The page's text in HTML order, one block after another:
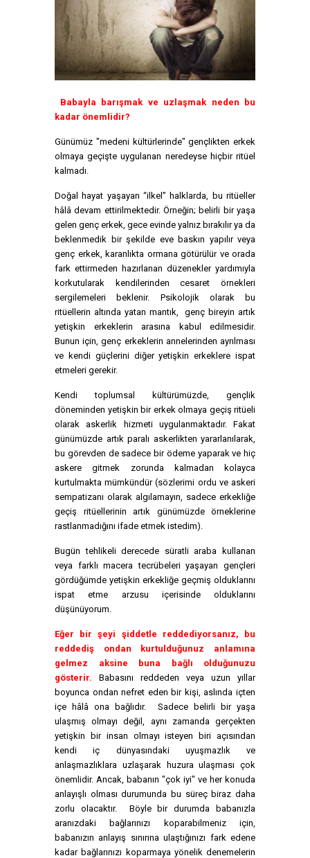
Babayla barışmak ve uzlaşmak neden bu
kadar önemlidir?
Günümüz "medeni kültürlerinde" gençlikten erkek
olmaya geçişte uygulanan neredeyse hiçbir ritüel
kalmadı.
Doğal hayat yaşayan “ilkel” halklarda, bu ritüeller
hâlâ devam ettirilmektedir. Örneğin; belirli bir yaşa
gelen genç erkek, gece evinde yalnız bırakılır ya da
beklenmedik bir şekilde eve baskın yapılır veya
genç erkek, karanlıkta ormana götürülür ve orada
fark ettirmeden hazırlanan düzenekler yardımıyla
korkutularak kendilerinden cesaret örnekleri
sergilemeleri beklenir. Psikolojik olarak bu
ritüellerin altında yatan mantık, genç bireyin artık
yetişkin erkeklerin arasına kabul edilmesidir.
Bunun için, genç erkeklerin annelerinden ayrılması
ve kendi güçlerini diğer yetişkin erkeklere ispat
etmeleri gerekir.
Kendi toplumsal kültürümüzde, gençlik
döneminden yetişkin bir erkek olmaya geçiş ritüeli
olarak askerlik hizmeti uygulanmaktadır. Fakat
günümüzde artık paralı askerlikten yararlanılarak,
bu görevden de sadece bir ödeme yaparak ve hiç
askere gitmek zorunda kalmadan kolayca
kurtulmakta mümkündür (sözlerimi ordu ve askeri
sempatizanı olarak algılamayın, sadece erkekliğe
geçiş ritüellerinin artık günümüzde örneklerine
rastlanmadığını ifade etmek istedim).
Bugün tehlikeli derecede süratli araba kullanan
veya farklı macera tecrübeleri yaşayan gençleri
gördüğümde yetişkin erkekliğe geçmiş olduklarını
ispat etme arzusu içerisinde olduklarını
düşünüyorum.
Eğer bir şeyi şiddetle reddediyorsanız, bu
reddediş ondan kurtulduğunuz anlamına
gelmez aksine buna bağlı olduğunuzu
gösterir. Babasını reddeden veya uzun yıllar
boyunca ondan nefret eden bir kişi, aslında içten
içe hâlâ ona bağlıdır. Sadece belirli bir yaşa
ulaşmış olmayı değil, aynı zamanda gerçekten
yetişkin bir insan olmayı isteyen biri açısından
kendi iç dünyasındaki uyuşmazlık ve
anlaşmazlıklara uzlaşarak huzura ulaşması çok
önemlidir. Ancak, babanın "çok iyi" ve her konuda
anlayışlı olması durumunda bu süreç biraz daha
zorlu olacaktır. Böyle bir durumda babanızla
aranızdaki bağlarınızı koparabilmeniz için,
babanızın anlayış sınırına ulaştığınızı fark edene
kadar bağlarınızı koparmaya yönelik denemelerin